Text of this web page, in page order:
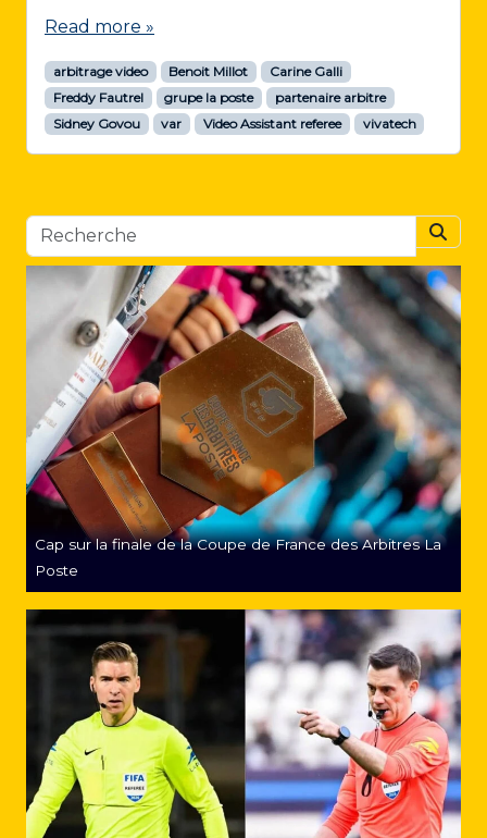
Read more »
arbitrage video Benoit Millot
Carine Galli
Freddy Fautrel
grupe la poste
partenaire arbitre
Sidney Govou
var Video Assistant referee vivatech
Cap sur la finale de la Coupe de France des Arbitres La
Poste